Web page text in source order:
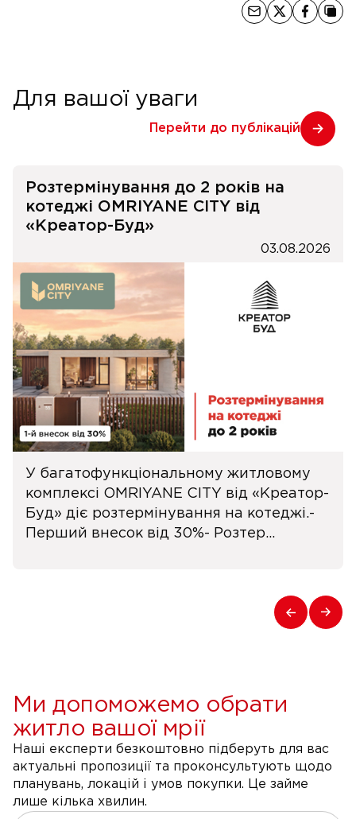
Для вашої уваги
Перейти до публікацій
Розтермінування до 2 років на
котеджі OMRIYANE CITY від
«Креатор-Буд»
03.08.2026
У багатофункціональному житловому
комплексі OMRIYANE CITY від «Креатор-
Буд» діє розтермінування на котеджі.-
Перший внесок від 30%- Розтер...
Ми допоможемо обрати
житло вашої мрії
Наші експерти безкоштовно підберуть для вас
актуальні пропозиції та проконсультують щодо
планувань, локацій і умов покупки. Це займе
лише кілька хвилин.